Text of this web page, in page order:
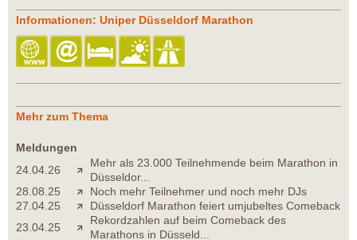
Informationen: Uniper Düsseldorf Marathon
Mehr zum Thema
Meldungen
24.04.26
Mehr als 23.000 Teilnehmende beim Marathon in
Düsseldor...
28.08.25
Noch mehr Teilnehmer und noch mehr DJs
27.04.25
Düsseldorf Marathon feiert umjubeltes Comeback
23.04.25
Rekordzahlen auf beim Comeback des
Marathons in Düsseld...